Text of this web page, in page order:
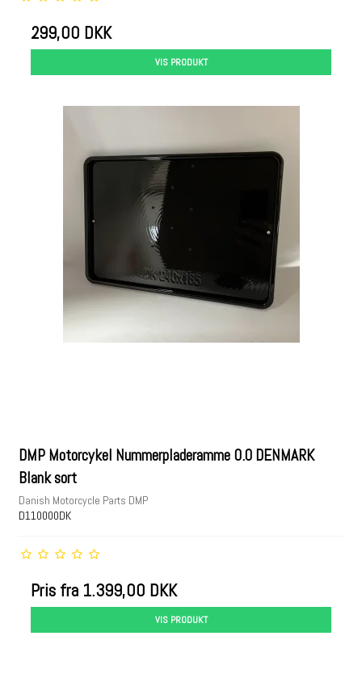
299,00 DKK
VIS PRODUKT
DMP Motorcykel Nummerpladeramme 0.0 DENMARK
Blank sort
Danish Motorcycle Parts DMP
D110000DK
Pris fra 1.399,00 DKK
VIS PRODUKT